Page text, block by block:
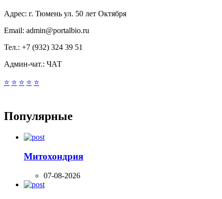
Адрес: г. Тюмень ул. 50 лет Октября
Email: admin@portalbio.ru
Тел.: +7 (932) 324 39 51
Админ-чат.: ЧАТ
⭐ ⭐ ⭐ ⭐ ⭐
Популярные
Митохондрия
07-08-2026